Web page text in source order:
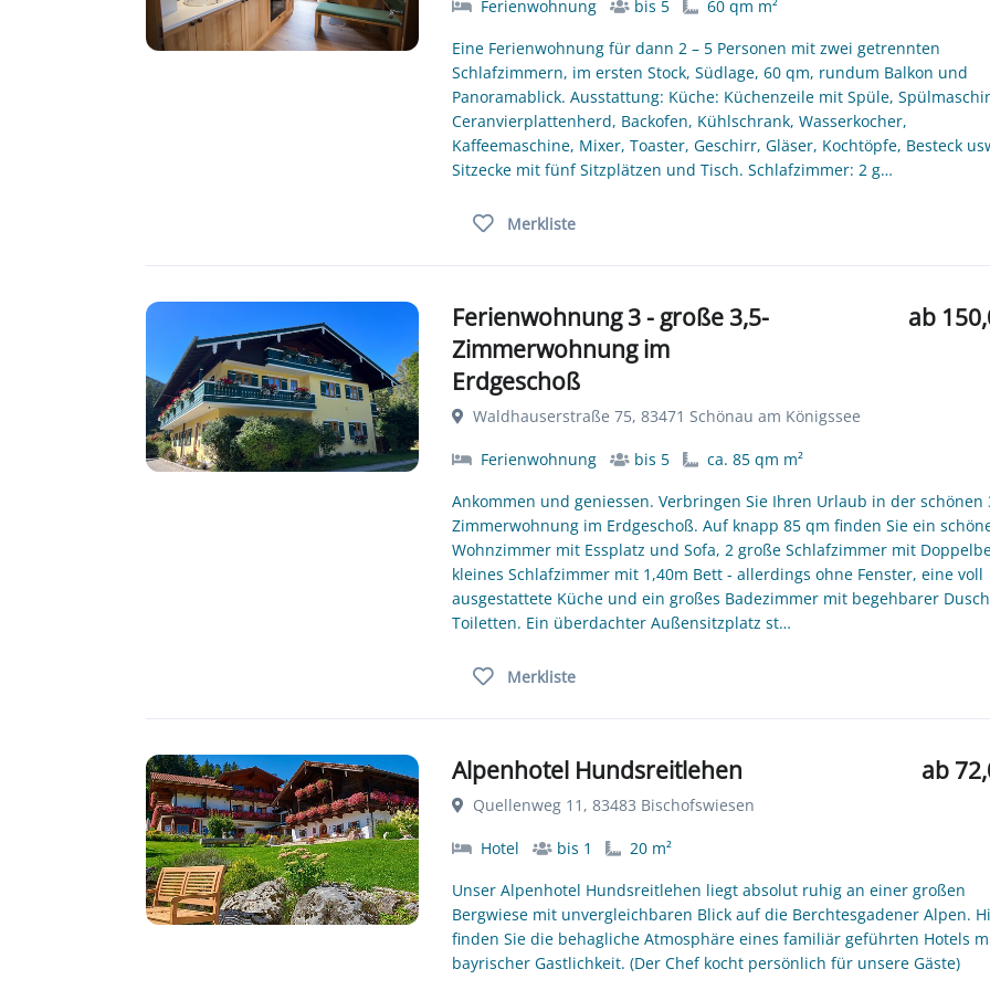
Ferienwohnung bis 5
60 qm m²
Eine Ferienwohnung für dann 2 – 5 Personen mit zwei getrennten
Schlafzimmern, im ersten Stock, Südlage, 60 qm, rundum Balkon und
Panoramablick. Ausstattung: Küche: Küchenzeile mit Spüle,
Ceranvierplattenherd, Backofen, Kühlschrank, Wasserkocher,
Kaffeemaschine, Mixer, Toaster, Geschirr, Gläser, Kochtöpfe, Besteck
Sitzecke mit fünf Sitzplätzen und Tisch. Schlafzimmer: 2 g…
Merkliste
Ferienwohnung 3 - große 3,5-
Zimmerwohnung im
Erdgeschoß
ab
Waldhauserstraße 75, 83471 Schönau am Königssee
Ferienwohnung bis 5
ca. 85 qm m²
Ankommen und geniessen. Verbringen Sie Ihren Urlaub in der schönen
Zimmerwohnung im Erdgeschoß. Auf knapp 85 qm finden Sie ein
Wohnzimmer mit Essplatz und Sofa, 2 große Schlafzimmer mit
kleines Schlafzimmer mit 1,40m Bett - allerdings ohne Fenster, eine voll
ausgestattete Küche und ein großes Badezimmer mit begehbarer
Toiletten. Ein überdachter Außensitzplatz st…
Merkliste
Alpenhotel Hundsreitlehen ab
Quellenweg 11, 83483 Bischofswiesen
Hotel bis 1
20 m²
Unser Alpenhotel Hundsreitlehen liegt absolut ruhig an einer großen
Bergwiese mit unvergleichbaren Blick auf die Berchtesgadener Alpen.
finden Sie die behagliche Atmosphäre eines familiär geführten Hotels
bayrischer Gastlichkeit. (Der Chef kocht persönlich für unsere Gäste)